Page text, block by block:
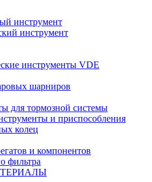
инструмент
инструмент
инструменты VDE
шарниров
для тормозной системы
и приспособления
колец
и компонентов
фильтра